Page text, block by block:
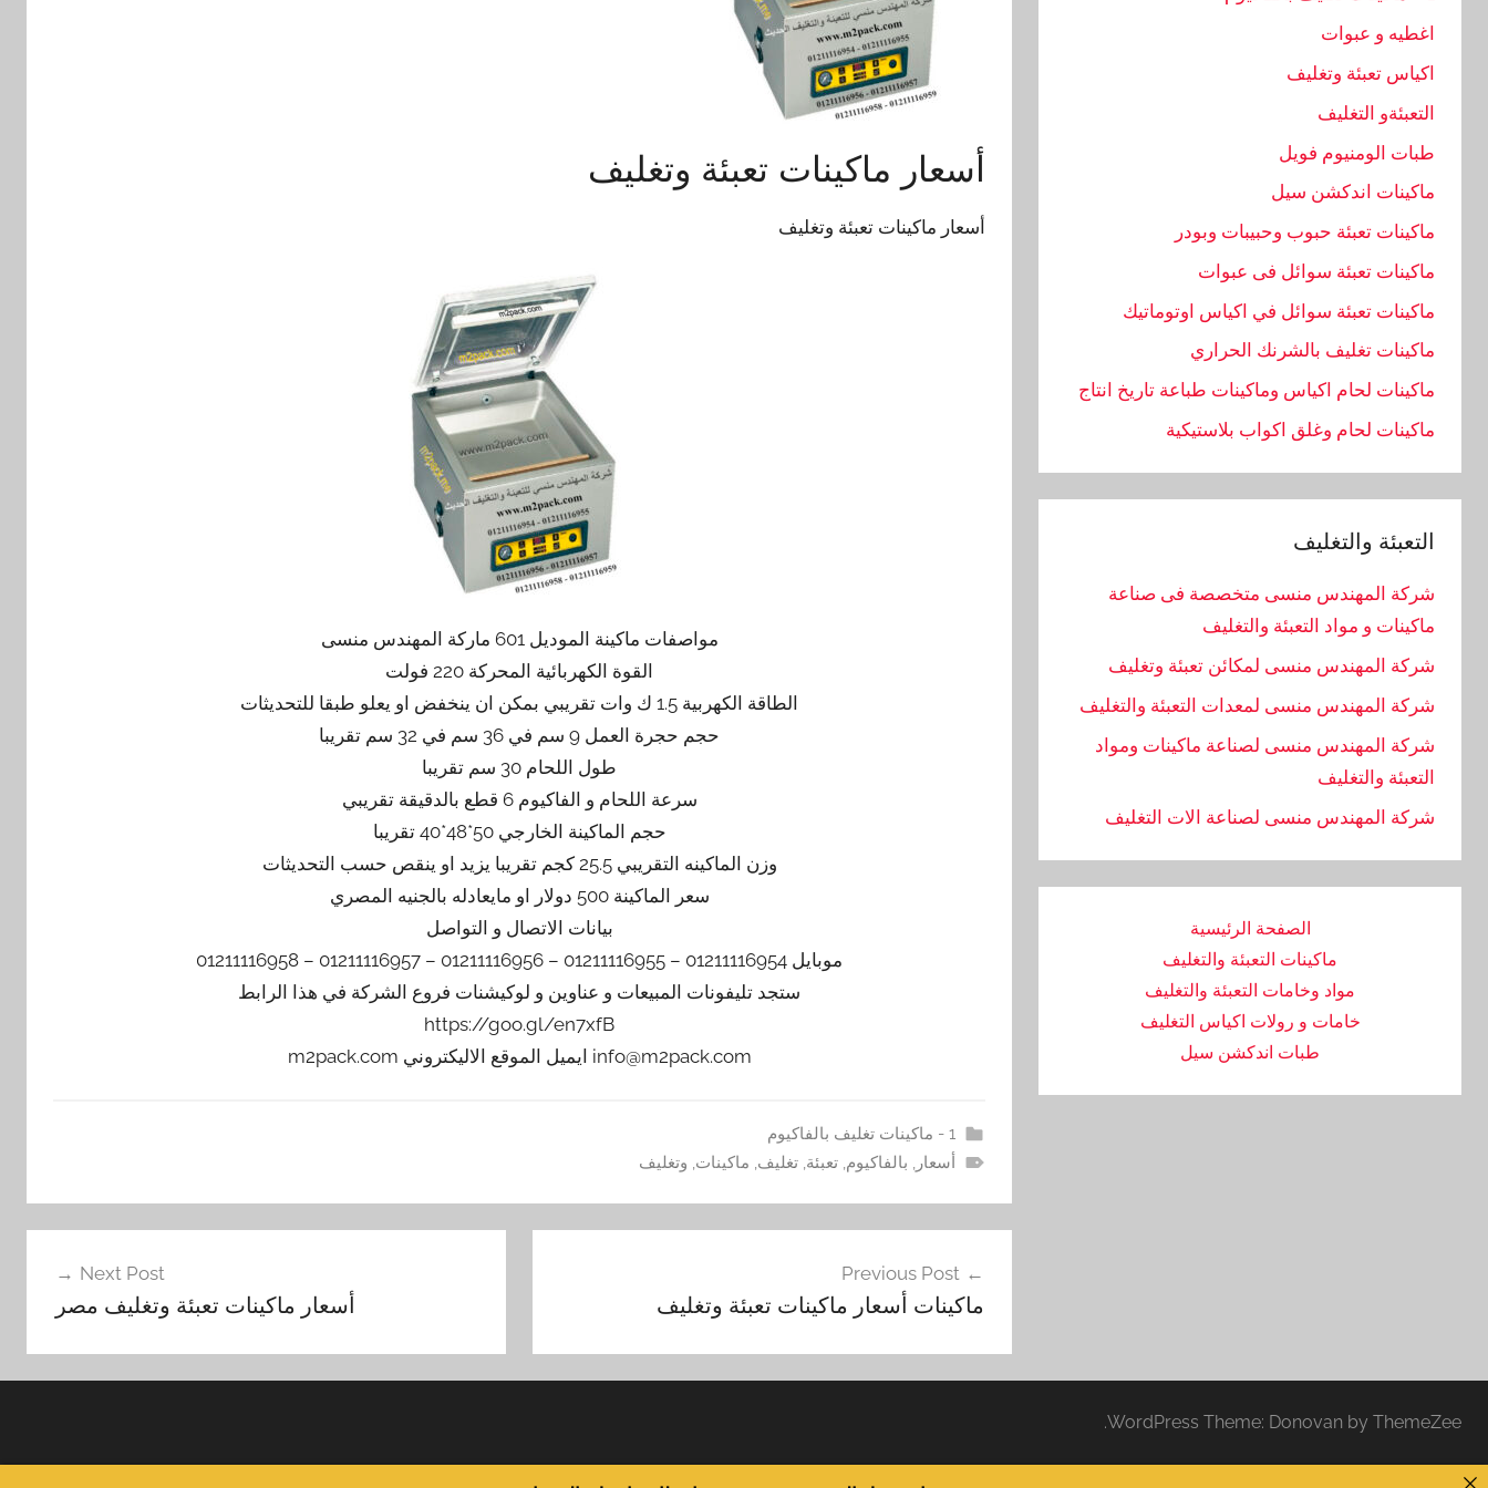
أسعار ماكينات تعبئة وتغليف
أسعار ماكينات تعبئة وتغليف
مواصفات ماكينة الموديل 601 ماركة المهندس منسى
القوة الكهربائية المحركة 220 فولت
الطاقة الكهربية 1.5 ك وات تقريبي بمكن ان ينخفض او يعلو طبقا للتحديثات
حجم حجرة العمل 9 سم في 36 سم في 32 سم تقريبا
طول اللحام 30 سم تقريبا
سرعة اللحام و الفاكيوم 6 قطع بالدقيقة تقريبي
حجم الماكينة الخارجي 50*48*40 تقريبا
وزن الماكينه التقريبي 25.5 كجم تقريبا يزيد او ينقص حسب التحديثات
سعر الماكينة 500 دولار او مايعادله بالجنيه المصري
بيانات الاتصال و التواصل
موبايل 01211116954 – 01211116955 – 01211116956 – 01211116957 – 01211116958
ستجد تليفونات المبيعات و عناوين و لوكيشنات فروع الشركة في هذا الرابط
https://goo.gl/en7xfB
info@m2pack.com ايميل الموقع الاليكتروني m2pack.com
1 - ماكينات تغليف بالفاكيوم
أسعار
بالفاكيوم ,تعبئة ,تغليف ماكينات وتغليف
المقالات
Previous Post
ماكينات أسعار ماكينات تعبئة وتغليف
Next Post
أسعار ماكينات تعبئة وتغليف مصر
اغطيه و عبوات
اكياس تعبئة وتغليف
التعبئةو التغليف
طبات الومنيوم فويل
ماكينات اندكشن سيل
ماكينات تعبئة حبوب وحبيبات وبودر
ماكينات تعبئة سوائل فى عبوات
ماكينات تعبئة سوائل في اكياس اوتوماتيك
ماكينات تغليف بالشرنك الحراري
ماكينات لحام اكياس وماكينات طباعة تاريخ انتاج
ماكينات لحام وغلق اكواب بلاستيكية
التعبئة والتغليف
شركة المهندس منسى متخصصة فى صناعة
ماكينات و مواد التعبئة والتغليف
شركة المهندس منسى لمكائن تعبئة وتغليف
شركة المهندس منسى لمعدات التعبئة والتغليف
شركة المهندس منسى لصناعة ماكينات ومواد
التعبئة والتغليف
‏شركة المهندس منسى لصناعة الات التغليف
الصفحة الرئيسية
ماكينات التعبئة والتغليف
مواد وخامات التعبئة والتغليف
خامات و رولات اكياس التغليف
طبات اندكشن سيل
WordPress Theme: Donovan by ThemeZee.